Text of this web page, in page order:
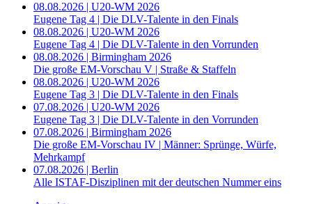
08.08.2026 | U20-WM 2026
Eugene Tag 4 | Die DLV-Talente in den Finals
08.08.2026 | U20-WM 2026
Eugene Tag 4 | Die DLV-Talente in den Vorrunden
08.08.2026 | Birmingham 2026
Die große EM-Vorschau V | Straße & Staffeln
08.08.2026 | U20-WM 2026
Eugene Tag 3 | Die DLV-Talente in den Finals
07.08.2026 | U20-WM 2026
Eugene Tag 3 | Die DLV-Talente in den Vorrunden
07.08.2026 | Birmingham 2026
Die große EM-Vorschau IV | Männer: Sprünge, Würfe,
Mehrkampf
07.08.2026 | Berlin
Alle ISTAF-Disziplinen mit der deutschen Nummer eins